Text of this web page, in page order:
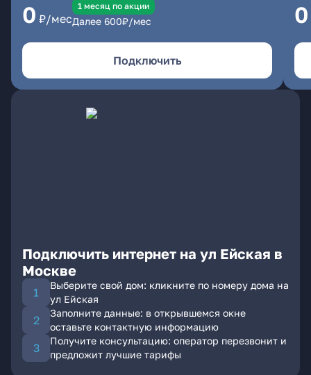
0 ₽/мес
1 месяц по акции
Далее 600₽/мес
Подключить
0
Подключить интернет на ул Ейская в
Москве
Выберите свой дом: кликните по номеру дома на
ул Ейская
Заполните данные: в открывшемся окне
оставьте контактную информацию
Получите консультацию: оператор перезвонит и
предложит лучшие тарифы